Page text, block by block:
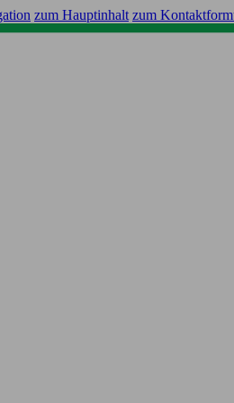
zum Hauptinhalt zum